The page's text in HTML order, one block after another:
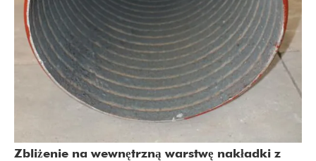
Zbliżenie na wewnętrzną warstwę nakładki z